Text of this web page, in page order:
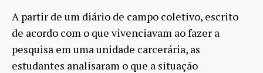
A partir de um diário de campo coletivo, escrito
de acordo com o que vivenciavam ao fazer a
pesquisa em uma unidade carcerária, as
estudantes analisaram o que a situação